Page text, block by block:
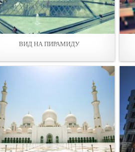
ВИД НА ПИРАМИДУ